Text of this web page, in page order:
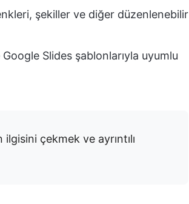
şekiller ve diğer düzenlenebilir
Slides şablonlarıyla uyumlu
çekmek ve ayrıntılı